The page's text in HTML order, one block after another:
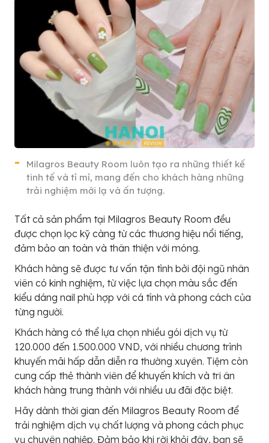
Milagros Beauty Room luôn tạo ra những thiết kế
tinh tế và tỉ mỉ, mang đến cho khách hàng những
trải nghiệm mới lạ và ấn tượng.
Tất cả sản phẩm tại Milagros Beauty Room đều
được chọn lọc kỹ càng từ các thương hiệu nổi tiếng,
đảm bảo an toàn và thân thiện với móng.
Khách hàng sẽ được tư vấn tận tình bởi đội ngũ nhân
viên có kinh nghiệm, từ việc lựa chọn màu sắc đến
kiểu dáng nail phù hợp với cá tính và phong cách của
từng người.
Khách hàng có thể lựa chọn nhiều gói dịch vụ từ
120.000 đến 1.500.000 VND, với nhiều chương trình
khuyến mãi hấp dẫn diễn ra thường xuyên. Tiệm còn
cung cấp thẻ thành viên để khuyến khích và tri ân
khách hàng trung thành với nhiều ưu đãi đặc biệt.
Hãy dành thời gian đến Milagros Beauty Room để
trải nghiệm dịch vụ chất lượng và phong cách phục
vụ chuyên nghiệp. Đảm bảo khi rời khỏi đây, bạn sẽ